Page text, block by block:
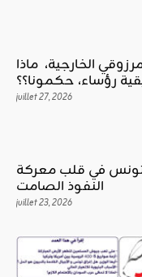
الخارجية، ماذا
رؤساء، حكمونا؟؟
juillet 27, 2026
تونس في قلب معركة
النفوذ الصامت
juillet 23, 2026